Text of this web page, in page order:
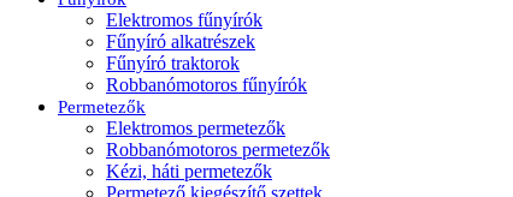
Elektromos fűnyírók
Fűnyíró alkatrészek
Fűnyíró traktorok
Robbanómotoros fűnyírók
Permetezők
Elektromos permetezők
Robbanómotoros permetezők
Kézi, háti permetezők
Permetező kiegészítő szettek